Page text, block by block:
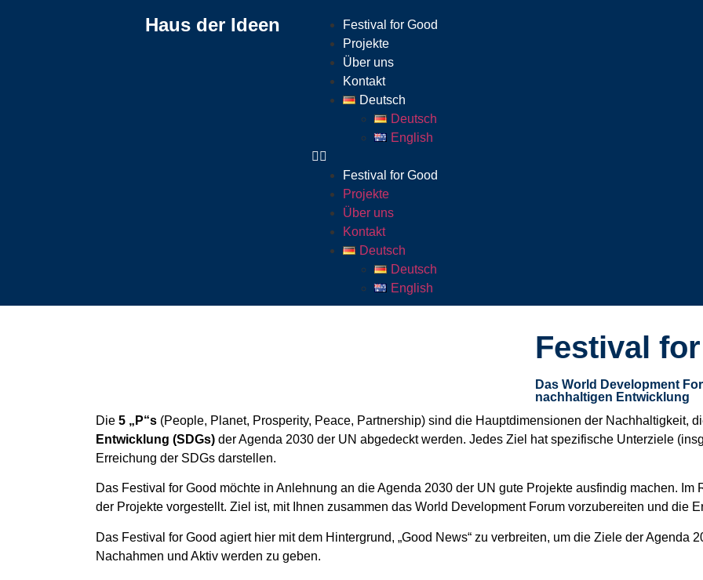
Haus der Ideen
Festival for Good
Projekte
Über uns
Kontakt
Deutsch
Deutsch
English
Festival for Good
Projekte
Über uns
Kontakt
Deutsch
Deutsch
English
Festival
Das World Development
nachhaltigen Entwicklung
Die 5 „P“s (People, Planet, Prosperity, Peace, Partnership) sind die Hauptdimensionen der Nachhaltigkeit,
Entwicklung (SDGs) der Agenda 2030 der UN abgedeckt werden. Jedes Ziel hat spezifische Unterziele
Erreichung der SDGs darstellen.
Das Festival for Good möchte in Anlehnung an die Agenda 2030 der UN gute Projekte ausfindig machen.
der Projekte vorgestellt. Ziel ist, mit Ihnen zusammen das World Development Forum vorzubereiten und die
Das Festival for Good agiert hier mit dem Hintergrund, „Good News“ zu verbreiten, um die Ziele der Agenda
Nachahmen und Aktiv werden zu geben.